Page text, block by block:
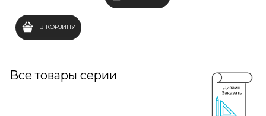
В КОРЗИНУ
Все товары серии